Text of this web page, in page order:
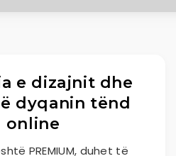
e dizajnit dhe
dyqanin tënd
online
PREMIUM, duhet të